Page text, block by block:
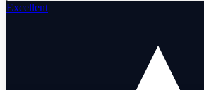
Excellent